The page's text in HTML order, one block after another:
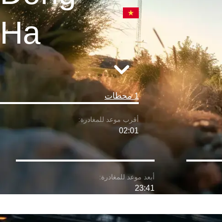
Ha
1 محطات
02:01
23:41